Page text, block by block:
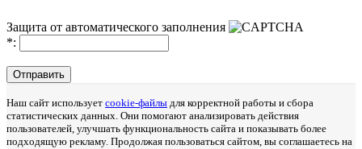
Защита от автоматического заполнения
*:
Отправить
Наш сайт использует cookie-файлы для корректной работы и сбора
статистических данных. Они помогают анализировать действия
пользователей, улучшать функциональность сайта и показывать более
подходящую рекламу. Продолжая пользоваться сайтом, вы соглашаетесь на